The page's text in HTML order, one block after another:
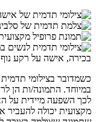
כשמדובר בצילומי
במיוחד. התמונה/ות הן
לכך השפעה מיידית על
מקצועית יכולה להעביר